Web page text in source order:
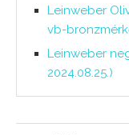
Leinweber
vb-
Leinweber
2024.08.25.)